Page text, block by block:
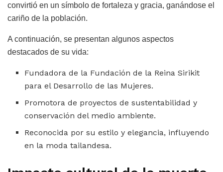
convirtió en un símbolo de fortaleza y gracia, ganándose el
cariño de la población.
A continuación, se presentan algunos aspectos
destacados de su vida:
Fundadora de la Fundación de la Reina Sirikit
para el Desarrollo de las Mujeres.
Promotora de proyectos de sustentabilidad y
conservación del medio ambiente.
Reconocida por su estilo y elegancia, influyendo
en la moda tailandesa.